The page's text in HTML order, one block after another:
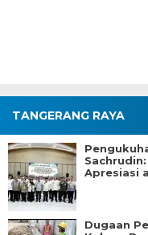
TANGERANG RAYA
Apresiasi
Dugaan